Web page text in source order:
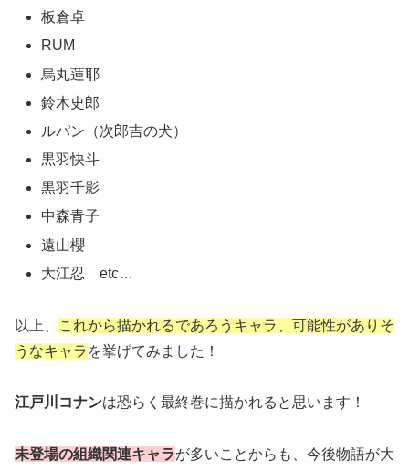
板倉卓
RUM
烏丸蓮耶
鈴木史郎
ルパン（次郎吉の犬）
黒羽快斗
黒羽千影
中森青子
遠山櫻
大江忍 etc…
以上、
これから描かれるであろうキャラ、可能性がありそ
うなキャラ を挙げてみました！
江戸川コナンは恐らく最終巻に描かれると思います！
未登場の組織関連キャラが多いことからも、今後物語が大